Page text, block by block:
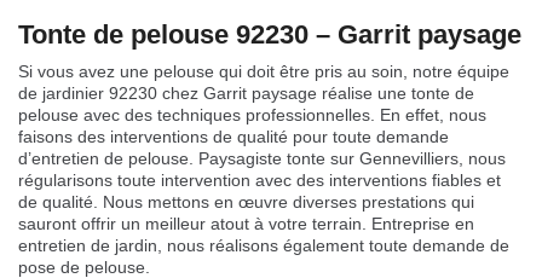
Tonte de pelouse 92230 – Garrit paysage
Si vous avez une pelouse qui doit être pris au soin, notre équipe
de jardinier 92230 chez Garrit paysage réalise une tonte de
pelouse avec des techniques professionnelles. En effet, nous
faisons des interventions de qualité pour toute demande
d’entretien de pelouse. Paysagiste tonte sur Gennevilliers, nous
régularisons toute intervention avec des interventions fiables et
de qualité. Nous mettons en œuvre diverses prestations qui
sauront offrir un meilleur atout à votre terrain. Entreprise en
entretien de jardin, nous réalisons également toute demande de
pose de pelouse.